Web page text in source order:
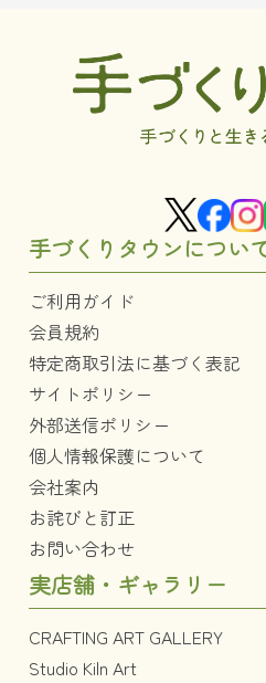
手づくりタウンについ
ご利用ガイド
会員規約
特定商取引法に基づく表記
サイトポリシー
外部送信ポリシー
個人情報保護について
会社案内
お詫びと訂正
お問い合わせ
実店舗・ギャラリー
CRAFTING ART GALLERY
Studio Kiln Art